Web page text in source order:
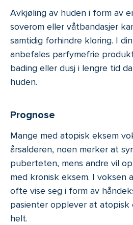
Avkjøling av huden i form av
soverom eller våtbandasjer
samtidig forhindre kloring. I
anbefales parfymefrie
bading eller dusj i lengre tid
huden.
Prognose
Mange med atopisk eksem
årsalderen, noen merker at
puberteten, mens andre vil
med kronisk eksem. I voksen
ofte vise seg i form av
pasienter opplever at atopisk
helt.